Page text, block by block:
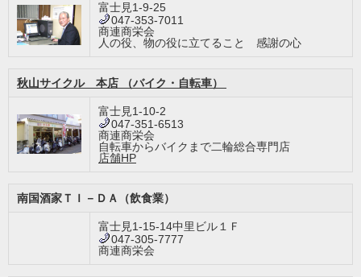
富士見1-9-25
047-353-7011
商連商栄会
人の役、物の役に立てること 感謝の心
秋山サイクル 本店 （バイク・自転車）
富士見1-10-2
047-351-6513
商連商栄会
自転車からバイクまで二輪総合専門店
店舗HP
南国酒家ＴＩ－ＤＡ（飲食業）
富士見1-15-14中里ビル１Ｆ
047-305-7777
商連商栄会